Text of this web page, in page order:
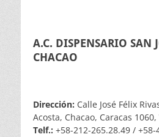
A.C. DISPENSARIO SAN
CHACAO
Dirección: Calle José Félix
Acosta, Chacao, Caracas
Telf.: +58-212-265.28.49 / +58-